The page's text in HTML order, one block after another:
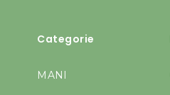
Categorie
MANI